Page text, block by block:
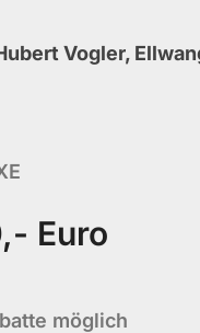
Vogler,
Euro
möglich